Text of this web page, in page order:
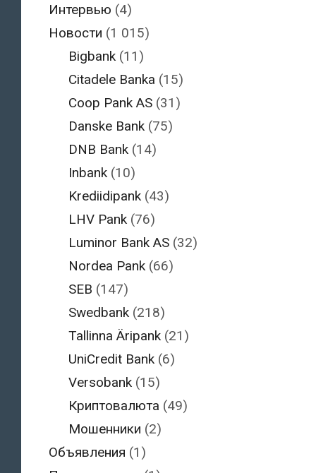
Интервью (4)
Новости (1 015)
Bigbank (11)
Citadele Banka (15)
Coop Pank AS (31)
Danske Bank (75)
DNB Bank (14)
Inbank (10)
Krediidipank (43)
LHV Pank (76)
Luminor Bank AS (32)
Nordea Pank (66)
SEB (147)
Swedbank (218)
Tallinna Äripank (21)
UniCredit Bank (6)
Versobank (15)
Криптовалюта (49)
Мошенники (2)
Объявления (1)